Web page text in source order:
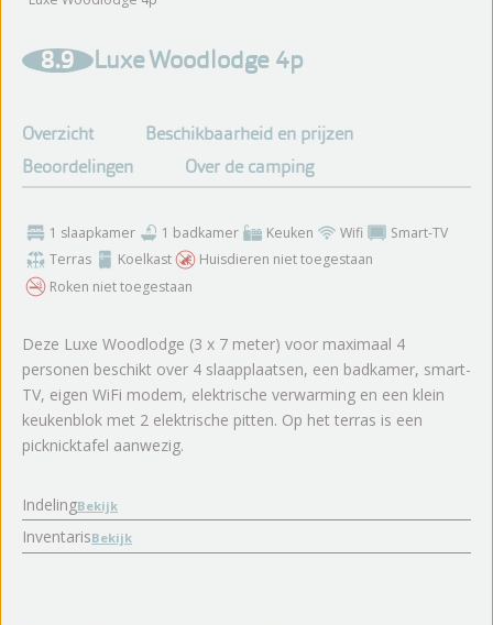
8.9 Luxe Woodlodge 4p
Overzicht
Beschikbaarheid en prijzen
Beoordelingen
Over de camping
1 slaapkamer 1 badkamer Keuken Wifi
Smart-TV
Terras
Koelkast
Huisdieren niet toegestaan
Roken niet toegestaan
Deze Luxe Woodlodge (3 x 7 meter) voor maximaal 4
personen beschikt over 4 slaapplaatsen, een badkamer, smart-
TV, eigen WiFi modem, elektrische verwarming en een klein
keukenblok met 2 elektrische pitten. Op het terras is een
picknicktafel aanwezig.
IndelingBekijk
InventarisBekijk